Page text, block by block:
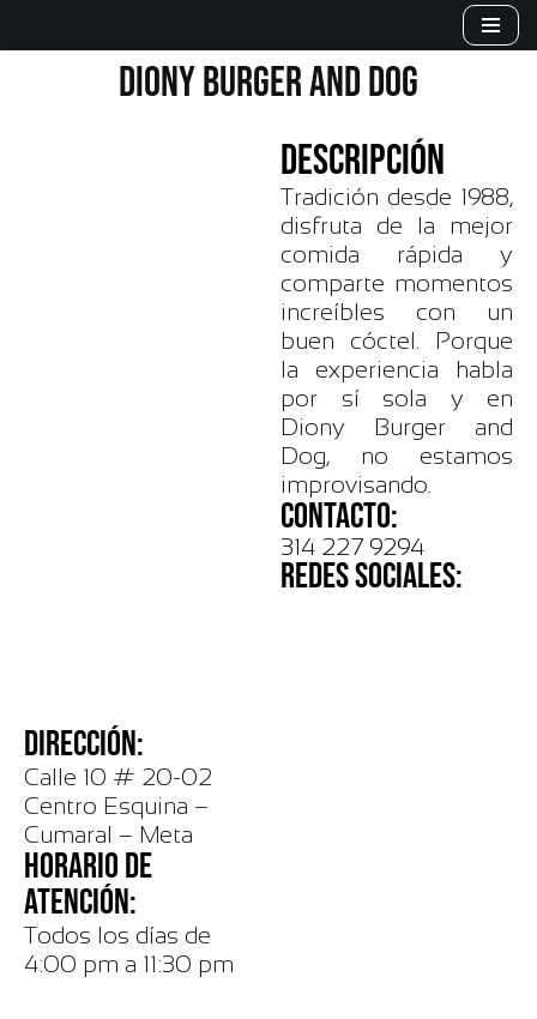
DIONY BURGER AND DOG
DESCRIPCIÓN
Tradición desde 1988,
disfruta de la mejor
comida rápida y
comparte momentos
increíbles con un
buen cóctel. Porque
la experiencia habla
por sí sola y en
Diony Burger and
Dog, no estamos
improvisando.
CONTACTO:
314 227 9294
REDES SOCIALES:
DIRECCIÓN:
Calle 10 # 20-02
Centro Esquina –
Cumaral – Meta
HORARIO DE
ATENCIÓN:
Todos los días de
4:00 pm a 11:30 pm